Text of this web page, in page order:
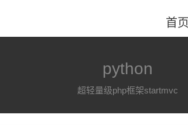
首页
python
超轻量级php框架startmvc